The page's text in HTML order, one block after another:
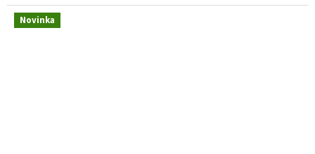
Novinka